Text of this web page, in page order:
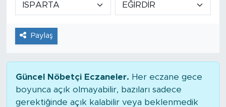
Paylaş
Güncel Nöbetçi Eczaneler. Her eczane gece
boyunca açık olmayabilir, bazıları sadece
gerektiğinde açık kalabilir veya beklenmedik
Tarihçe
Resmi İlanlar
Foto Şaka